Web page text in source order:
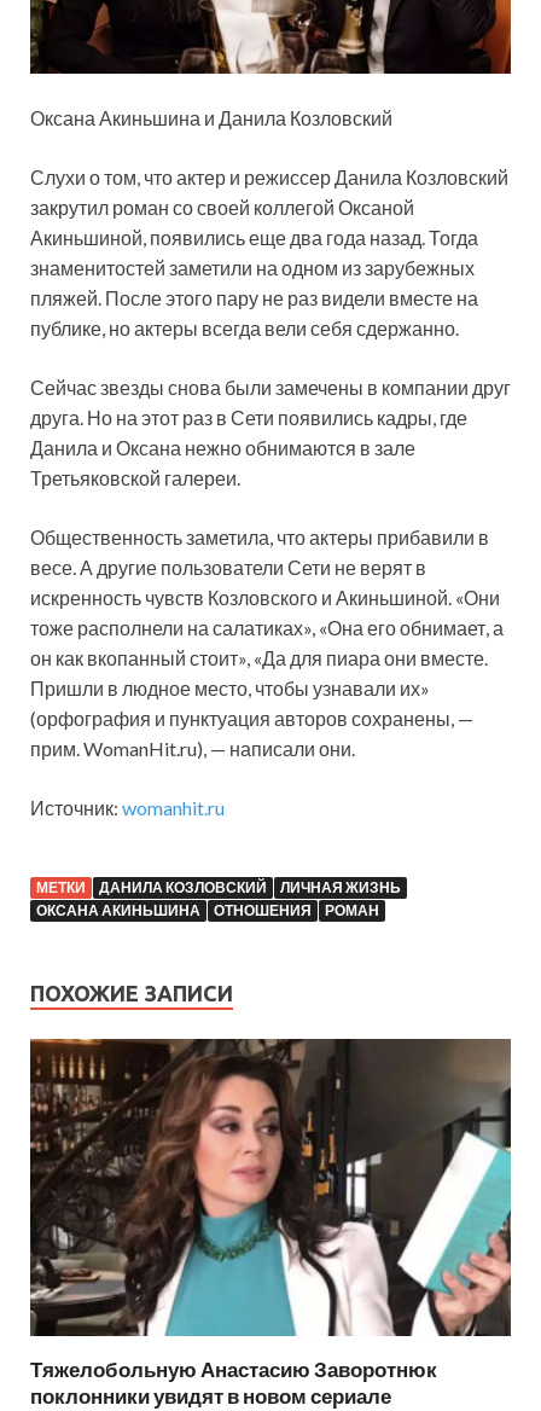
Оксана Акиньшина и Данила Козловский
Слухи о том, что актер и режиссер Данила Козловский
закрутил роман со своей коллегой Оксаной
Акиньшиной, появились еще два года назад. Тогда
знаменитостей заметили на одном из зарубежных
пляжей. После этого пару не раз видели вместе на
публике, но актеры всегда вели себя сдержанно.
Сейчас звезды снова были замечены в компании друг
друга. Но на этот раз в Сети появились кадры, где
Данила и Оксана нежно обнимаются в зале
Третьяковской галереи.
Общественность заметила, что актеры прибавили в
весе. А другие пользователи Сети не верят в
искренность чувств Козловского и Акиньшиной. «Они
тоже располнели на салатиках», «Она его обнимает, а
он как вкопанный стоит», «Да для пиара они вместе.
Пришли в людное место, чтобы узнавали их»
(орфография и пунктуация авторов сохранены, —
прим. WomanHit.ru), — написали они.
Источник: womanhit.ru
МЕТКИ ДАНИЛА КОЗЛОВСКИЙ
ЛИЧНАЯ ЖИЗНЬ
ОКСАНА АКИНЬШИНА
ОТНОШЕНИЯ РОМАН
ПОХОЖИЕ ЗАПИСИ
Тяжелобольную Анастасию Заворотнюк
поклонники увидят в новом сериале